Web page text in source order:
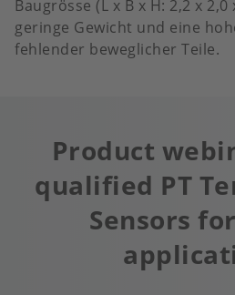
Baugrösse (L x B x H: 2,2 x
geringe Gewicht und eine
fehlender beweglicher Teile.
Product
qualified PT
Sensors